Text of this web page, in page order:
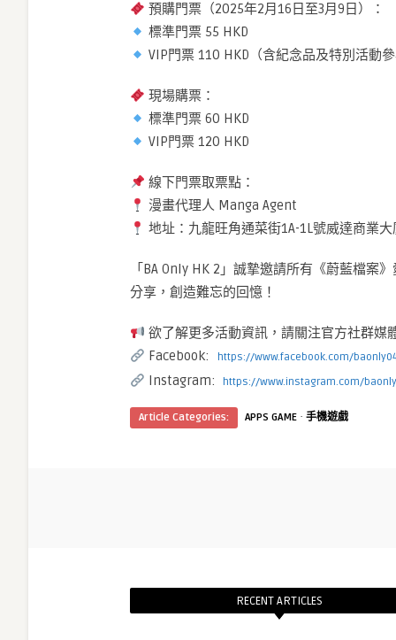
預購門票（2025年2月16日至3月9日）：
標準門票 55 HKD
VIP門票 110 HKD（含紀念品及特別活動
現場購票：
標準門票 60 HKD
VIP門票 120 HKD
線下門票取票點：
漫畫代理人 Manga Agent
地址：九龍旺角通菜街1A-1L號威達商業大
「BA Only HK 2」誠摯邀請所有《蔚藍檔案
分享，創造難忘的回憶！
欲了解更多活動資訊，請關注官方社群媒
Facebook:
https://www.facebook.com/
Instagram: https://www.instagram.com/
Article Categories: APPS GAME · 手機遊戲
RECENT ARTICLES